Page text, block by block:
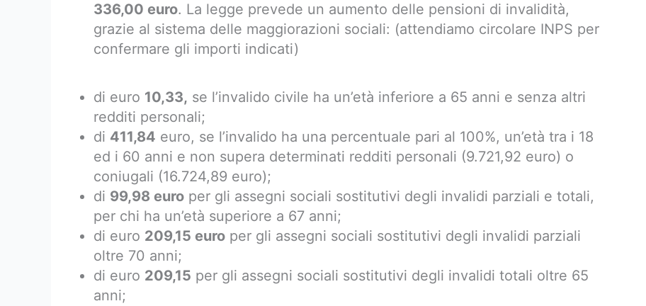
336,00 euro. La legge prevede un aumento delle pensioni di invalidità,
grazie al sistema delle maggiorazioni sociali: (attendiamo circolare INPS per
confermare gli importi indicati)
di euro 10,33, se l’invalido civile ha un’età inferiore a 65 anni e senza altri
redditi personali;
di 411,84 euro, se l’invalido ha una percentuale pari al 100%, un’età tra i 18
ed i 60 anni e non supera determinati redditi personali (9.721,92 euro) o
coniugali (16.724,89 euro);
di 99,98 euro per gli assegni sociali sostitutivi degli invalidi parziali e totali,
per chi ha un’età superiore a 67 anni;
di euro 209,15 euro per gli assegni sociali sostitutivi degli invalidi parziali
oltre 70 anni;
di euro 209,15 per gli assegni sociali sostitutivi degli invalidi totali oltre 65
anni;